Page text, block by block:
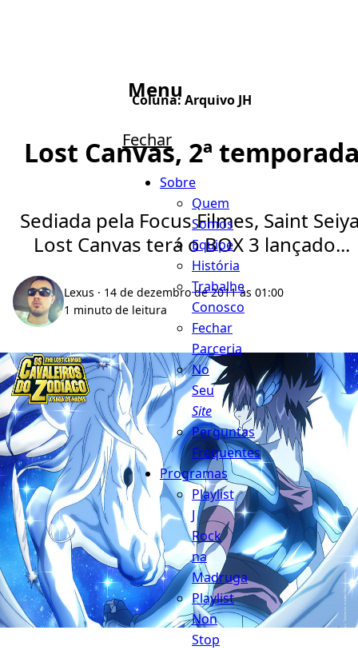
Menu
Fechar
Sobre
Quem
Somos
Equipe
História
Trabalhe
Conosco
Fechar
Parceria
No
Seu
Site
Perguntas
Frequentes
Programas
Playlist
J
Rock
na
Madruga
Playlist
Non
Stop
Coluna:Arquivo JH
Lost Canvas, 2ª
Sediada pela Focus Filmes, Saint
Lost Canvas terá o BOX 3 lançado...
Lexus · 14 de dezembro de 2011 às 01:00
1 minuto de leitura